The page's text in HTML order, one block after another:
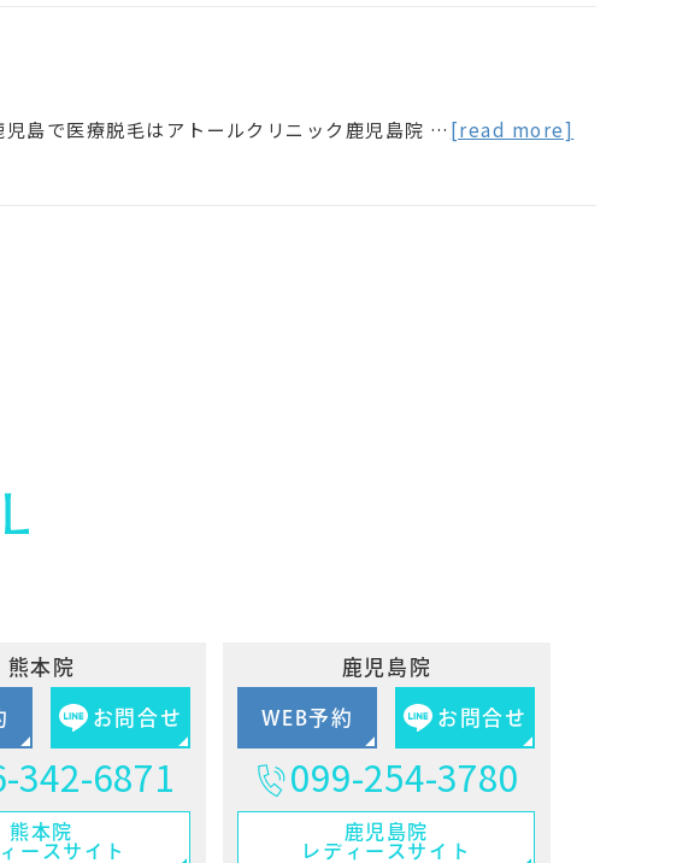
島で医療脱毛はアトールクリニック鹿児島院 … [read more]
熊本院
お問合せ
342-6871
熊本院
ースサイト
鹿児島院
WEB予約 お問合せ
099-254-3780
鹿児島院
レディースサイト